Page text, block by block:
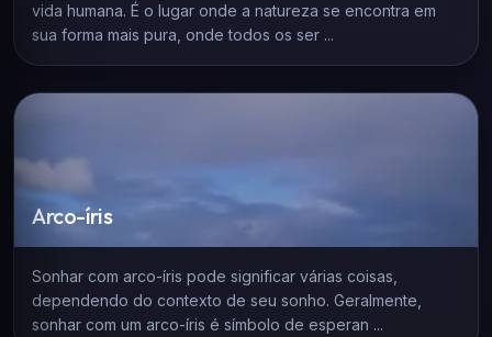
vida humana. É o lugar onde a natureza se encontra em
sua forma mais pura, onde todos os ser ...
Arco-íris
Sonhar com arco-íris pode significar várias coisas,
dependendo do contexto de seu sonho. Geralmente,
sonhar com um arco-íris é símbolo de esperan ...